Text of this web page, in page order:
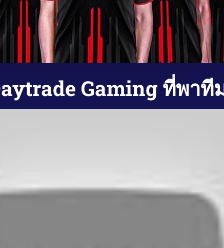
Gaming ที่พาที